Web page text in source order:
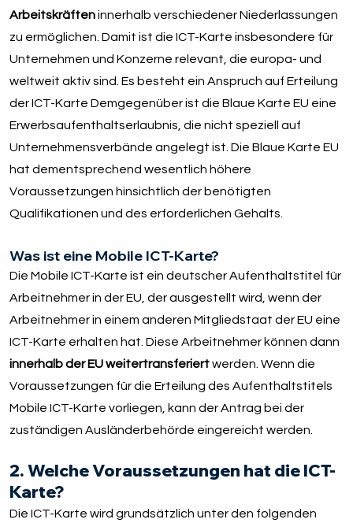
Arbeitskräfteninnerhalb verschiedener Niederlassungen
zu ermöglichen. Damit ist die ICT-Karte insbesondere für
Unternehmen und Konzerne relevant, die europa- und
weltweit aktiv sind. Es besteht ein Anspruch auf Erteilung
der ICT-Karte Demgegenüber ist die Blaue Karte EU eine
Erwerbsaufenthaltserlaubnis, die nicht speziell auf
Unternehmensverbände angelegt ist. Die Blaue Karte EU
hat dementsprechend wesentlich höhere
Voraussetzungen hinsichtlich der benötigten
Qualifikationen und des erforderlichen Gehalts.
Was ist eine Mobile ICT-Karte?
Die Mobile ICT-Karte ist ein deutscher Aufenthaltstitel für
Arbeitnehmer in der EU, der ausgestellt wird, wenn der
Arbeitnehmer in einem anderen Mitgliedstaat der EU eine
ICT-Karte erhalten hat. Diese Arbeitnehmer können dann
innerhalb der EU weitertransferiertwerden. Wenn die
Voraussetzungen für die Erteilung des Aufenthaltstitels
Mobile ICT-Karte vorliegen, kann der Antrag bei der
zuständigen Ausländerbehörde eingereicht werden.
2. Welche Voraussetzungen hat die ICT-
Karte?
Die ICT-Karte wird grundsätzlich unter den folgenden